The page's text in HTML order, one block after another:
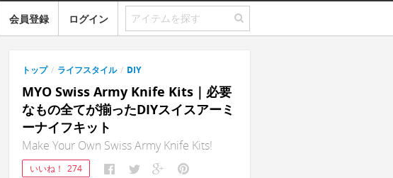
会員登録 ログイン
トップ / ライフスタイル / DIY
MYO Swiss Army Knife Kits｜必要
なもの全てが揃ったDIYスイスアーミ
ーナイフキット
Make Your Own Swiss Army Knife Kits!
いいね！ 274